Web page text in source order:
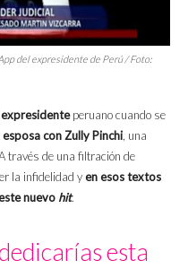
del expresidente de Perú / Foto:
peruano cuando se
con Zully Pinchi , una
través de una filtración de
la infidelidad yen esos textos
nuevo hit.
esta